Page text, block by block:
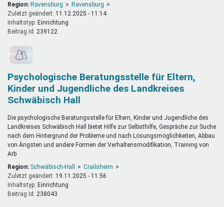
Region: Ravensburg
Ravensburg
Zuletzt geändert: 11.12.2025 - 11:14
Inhaltstyp:
einrichtung
Beitrag Id: 239122
Psychologische Beratungsstelle für Eltern,
Kinder und Jugendliche des Landkreises
Schwäbisch Hall
Die psychologische Beratungsstelle für Eltern, Kinder und Jugendliche des
Landkreises Schwäbisch Hall bietet Hilfe zur Selbsthilfe, Gespräche zur Suche
nach dem Hintergrund der Probleme und nach Lösungsmöglichkeiten, Abbau
von Ängsten und andere Formen der Verhaltensmodifikation, Training von
Arb
Region: Schwäbisch-Hall
Crailsheim
Zuletzt geändert: 19.11.2025 - 11:56
Inhaltstyp:
einrichtung
Beitrag Id: 238043